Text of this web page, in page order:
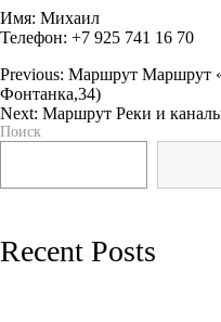
Имя: Михаил
Телефон: +7 925 741 16 70
Навигация
по
записям
Previous: Маршрут Маршрут
Фонтанка,34)
Next: Маршрут Реки и
Поиск
Recent Posts